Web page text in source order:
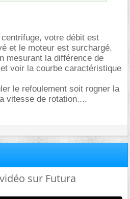
votre débit est
et le moteur est surchargé.
mesurant la différence de
voir la courbe caractéristique
le refoulement soit rogner la
vitesse de rotation....
sur Futura